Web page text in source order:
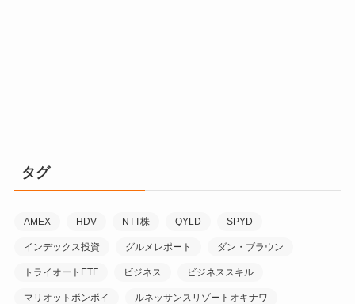
タグ
AMEX HDV NTT株 QYLD SPYD
インデックス投資 グルメレポート ダン・ブラウン
トライオートETF ビジネス ビジネススキル
マリオットボンボイ ルネッサンスリゾートオキナワ